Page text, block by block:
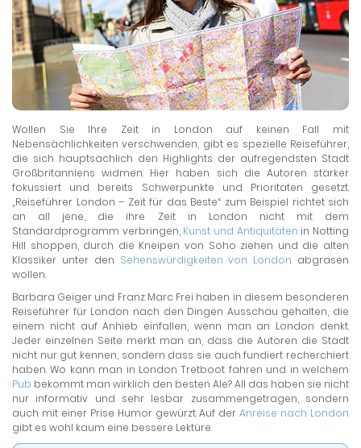
Wollen Sie Ihre Zeit in London auf keinen Fall mit
Nebensächlichkeiten verschwenden, gibt es spezielle Reiseführer,
die sich hauptsächlich den Highlights der aufregendsten Stadt
Großbritanniens widmen. Hier haben sich die Autoren stärker
fokussiert und bereits Schwerpunkte und Prioritäten gesetzt.
„Reiseführer London – Zeit für das Beste“ zum Beispiel richtet sich
an all jene, die ihre Zeit in London nicht mit dem
Standardprogramm verbringen, Kunst und Antiquitäten in Notting
Hill shoppen, durch die Kneipen von Soho ziehen und die alten
Klassiker unter den Sehenswürdigkeiten von London abgrasen
wollen.
Barbara Geiger und Franz Marc Frei haben in diesem besonderen
Reiseführer für London nach den Dingen Ausschau gehalten, die
einem nicht auf Anhieb einfallen, wenn man an London denkt.
Jeder einzelnen Seite merkt man an, dass die Autoren die Stadt
nicht nur gut kennen, sondern dass sie auch fundiert recherchiert
haben. Wo kann man in London Tretboot fahren und in welchem
Pub bekommt man wirklich den besten Ale? All das haben sie nicht
nur informativ und sehr lesbar zusammengetragen, sondern
auch mit einer Prise Humor gewürzt. Auf derAnreise nach London
gibt es wohl kaum eine bessere Lektüre.